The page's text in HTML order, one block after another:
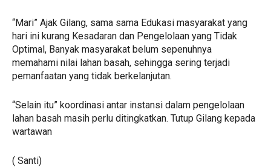
“Mari” Ajak Gilang, sama sama Edukasi masyarakat yang
hari ini kurang Kesadaran dan Pengelolaan yang Tidak
Optimal, Banyak masyarakat belum sepenuhnya
memahami nilai lahan basah, sehingga sering terjadi
pemanfaatan yang tidak berkelanjutan.
“Selain itu” koordinasi antar instansi dalam pengelolaan
lahan basah masih perlu ditingkatkan. Tutup Gilang kepada
wartawan
( Santi)